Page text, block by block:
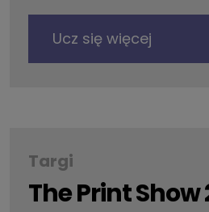
Ucz się więcej
Targi
The Print Show